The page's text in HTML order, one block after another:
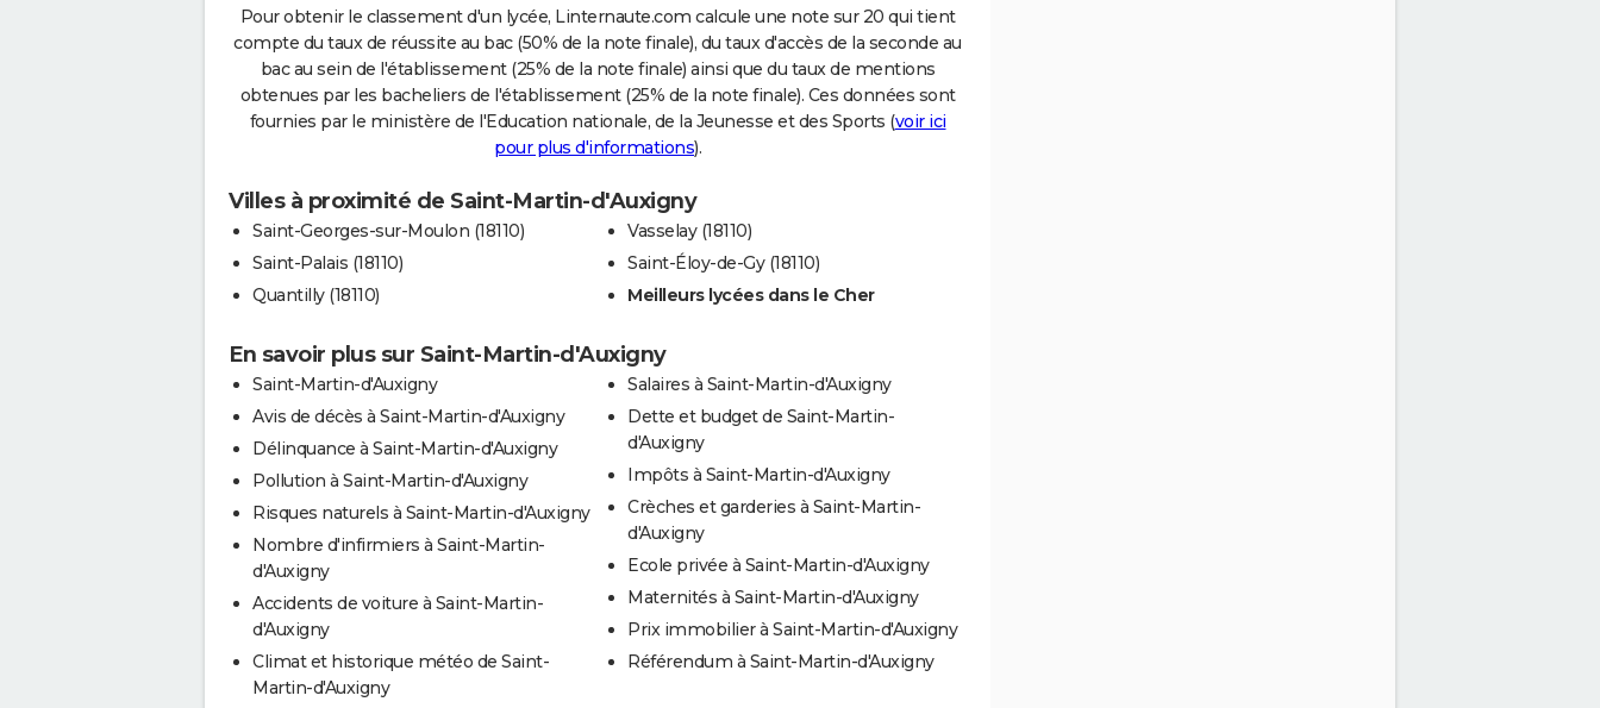
Pour obtenir le classement d'un lycée, Linternaute.com calcule une note sur 20 qui tient
compte du taux de réussite au bac (50% de la note finale), du taux d'accès de la seconde au
bac au sein de l'établissement (25% de la note finale) ainsi que du taux de mentions
obtenues par les bacheliers de l'établissement (25% de la note finale). Ces données sont
fournies par le ministère de l'Education nationale, de la Jeunesse et des Sports (voir ici
pour plus d'informations).
Villes à proximité de Saint-Martin-d'Auxigny
Saint-Georges-sur-Moulon (18110)
Saint-Palais (18110)
Quantilly (18110)
Vasselay (18110)
Saint-Éloy-de-Gy (18110)
Meilleurs lycées dans le Cher
En savoir plus sur Saint-Martin-d'Auxigny
Saint-Martin-d'Auxigny
Avis de décès à Saint-Martin-d'Auxigny
Délinquance à Saint-Martin-d'Auxigny
Pollution à Saint-Martin-d'Auxigny
Risques naturels à Saint-Martin-d'Auxigny
Nombre d'infirmiers à Saint-Martin-
d'Auxigny
Accidents de voiture à Saint-Martin-
d'Auxigny
Climat et historique météo de Saint-
Martin-d'Auxigny
Salaires à Saint-Martin-d'Auxigny
Dette et budget de Saint-Martin-
d'Auxigny
Impôts à Saint-Martin-d'Auxigny
Crèches et garderies à Saint-Martin-
d'Auxigny
Ecole privée à Saint-Martin-d'Auxigny
Maternités à Saint-Martin-d'Auxigny
Prix immobilier à Saint-Martin-d'Auxigny
Référendum à Saint-Martin-d'Auxigny